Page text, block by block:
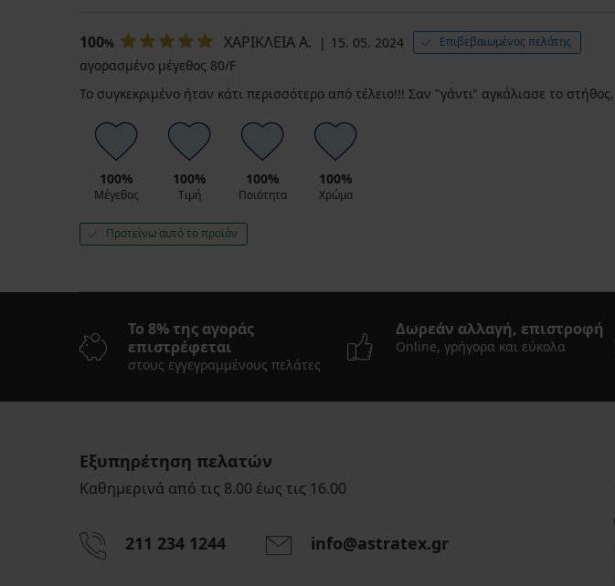
€
10,99
€
100% ΧΑΡΙΚΛΕΙΑ Α. 15. 05. 2024 Επιβεβαιωμένος πελάτης
αγορασμένο μέγεθος 80/F
Το συγκεκριμένο ήταν κάτι περισσότερο από τέλειο!!! Σαν "γάντι" αγκάλιασε το στήθος.
100%
Μέγεθος
100%
Τιμή
100%
Ποιότητα
100%
Χρώμα
Προτείνω αυτό το προϊόν
Το 8% της αγοράς
επιστρέφεται
στους εγγεγραμμένους πελάτες
Δωρεάν αλλαγή, επιστροφή
Online, γρήγορα και εύκολα
Εξυπηρέτηση πελατών
Καθημερινά από τις 8.00 έως τις 16.00
211 234 1244 info@astratex.gr